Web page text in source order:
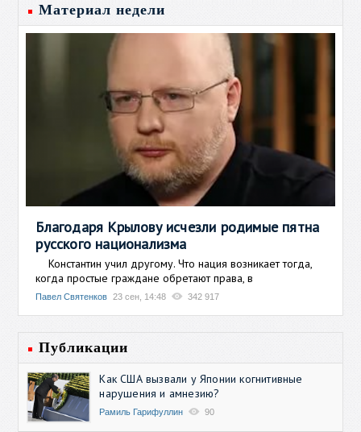
Материал недели
Благодаря Крылову исчезли родимые пятна
русского национализма
Константин учил другому. Что нация возникает тогда,
когда простые граждане обретают права, в
Павел Святенков 23 сен, 14:48 342 917
Публикации
Как США вызвали у Японии когнитивные
нарушения и амнезию?
Рамиль Гарифуллин 90